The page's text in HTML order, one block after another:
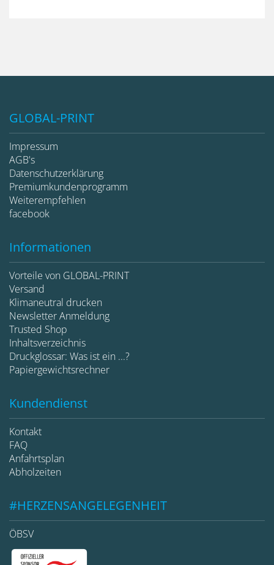
GLOBAL-PRINT
Impressum
AGB's
Datenschutzerklärung
Premiumkundenprogramm
Weiterempfehlen
facebook
Informationen
Vorteile von GLOBAL-PRINT
Versand
Klimaneutral drucken
Newsletter Anmeldung
Trusted Shop
Inhaltsverzeichnis
Druckglossar: Was ist ein ...?
Papiergewichtsrechner
Kundendienst
Kontakt
FAQ
Anfahrtsplan
Abholzeiten
#HERZENSANGELEGENHEIT
ÖBSV